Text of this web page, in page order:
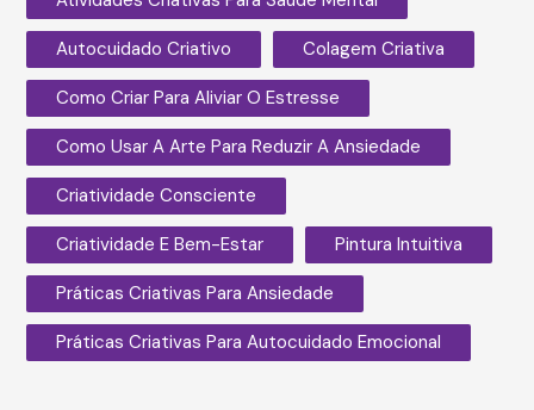
Autocuidado Criativo Colagem Criativa
Como Criar Para Aliviar O Estresse
Como Usar A Arte Para Reduzir A Ansiedade
Criatividade Consciente
Criatividade E Bem-Estar Pintura Intuitiva
Práticas Criativas Para Ansiedade
Práticas Criativas Para Autocuidado Emocional